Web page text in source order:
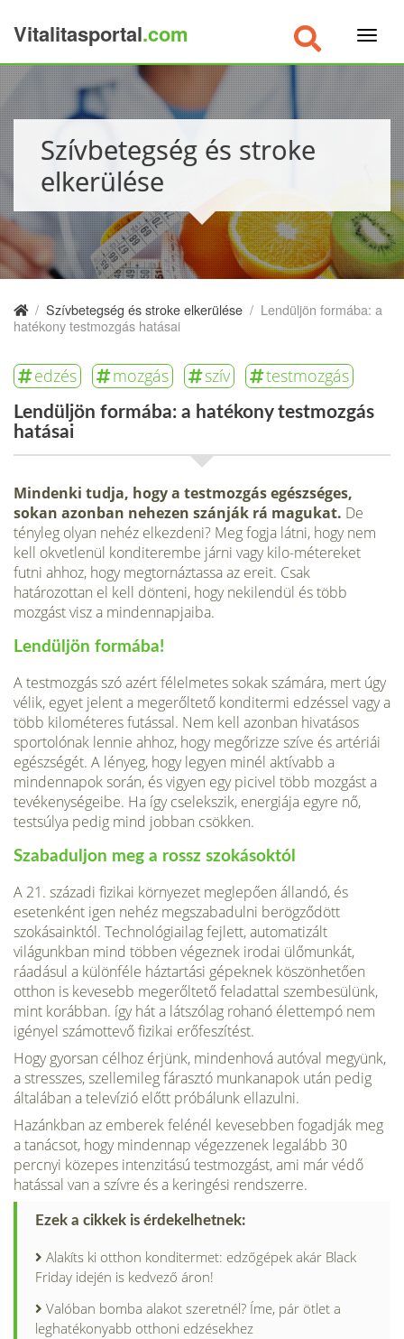
Vitalitasportal.com
Szívbetegség és stroke
elkerülése
/ Szívbetegség és stroke elkerülése / Lendüljön formába: a
hatékony testmozgás hatásai
edzés mozgás szív testmozgás
Lendüljön formába: a hatékony testmozgás
hatásai
Mindenki tudja, hogy a testmozgás egészséges,
sokan azonban nehezen szánják rá magukat. De
tényleg olyan nehéz elkezdeni? Meg fogja látni, hogy nem
kell okvetlenül konditerembe járni vagy kilo-métereket
futni ahhoz, hogy megtornáztassa az ereit. Csak
határozottan el kell dönteni, hogy nekilendül és több
mozgást visz a mindennapjaiba.
Lendüljön formába!
A testmozgás szó azért félelmetes sokak számára, mert úgy
vélik, egyet jelent a megerőltető konditermi edzéssel vagy a
több kilométeres futással. Nem kell azonban hivatásos
sportolónak lennie ahhoz, hogy megőrizze szíve és artériái
egészségét. A lényeg, hogy legyen minél aktívabb a
mindennapok során, és vigyen egy picivel több mozgást a
tevékenységeibe. Ha így cselekszik, energiája egyre nő,
testsúlya pedig mind jobban csökken.
Szabaduljon meg a rossz szokásoktól
A 21. századi fizikai környezet meglepően állandó, és
esetenként igen nehéz megszabadulni berögződött
szokásainktól. Technológiailag fejlett, automatizált
világunkban mind többen végeznek irodai ülőmunkát,
ráadásul a különféle háztartási gépeknek köszönhetően
otthon is kevesebb megerőltető feladattal szembesülünk,
mint korábban. így hát a látszólag rohanó élettempó nem
igényel számottevő fizikai erőfeszítést.
Hogy gyorsan célhoz érjünk, mindenhová autóval megyünk,
a stresszes, szellemileg fárasztó munkanapok után pedig
általában a televízió előtt próbálunk ellazulni.
Hazánkban az emberek felénél kevesebben fogadják meg
a tanácsot, hogy mindennap végezzenek legalább 30
percnyi közepes intenzitású testmozgást, ami már védő
hatással van a szívre és a keringési rendszerre.
Ezek a cikkek is érdekelhetnek:
Alakíts ki otthon konditermet: edzőgépek akár Black
Friday idején is kedvező áron!
Valóban bomba alakot szeretnél? Íme, pár ötlet a
leghatékonyabb otthoni edzésekhez
×